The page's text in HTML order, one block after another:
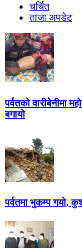
चर्चित
ताजा अपडेट
पर्वतको वारीबेनीमा
बगायो
पर्वतमा भुकम्प गयो,